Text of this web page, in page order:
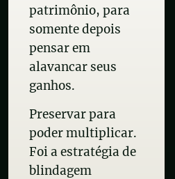
patrimônio, para
somente depois
pensar em
alavancar seus
ganhos.
Preservar para
poder multiplicar.
Foi a estratégia de
blindagem